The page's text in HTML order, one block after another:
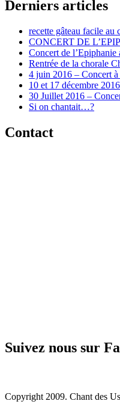
Derniers articles
recette gâteau facile au
CONCERT DE
Concert de
Rentrée de la chorale
4 juin 2016 – Concert
10 et 17 décembre
30 Juillet 2016 –
Si on chantait…?
Contact
Suivez nous sur
Copyright 2009. Chant des